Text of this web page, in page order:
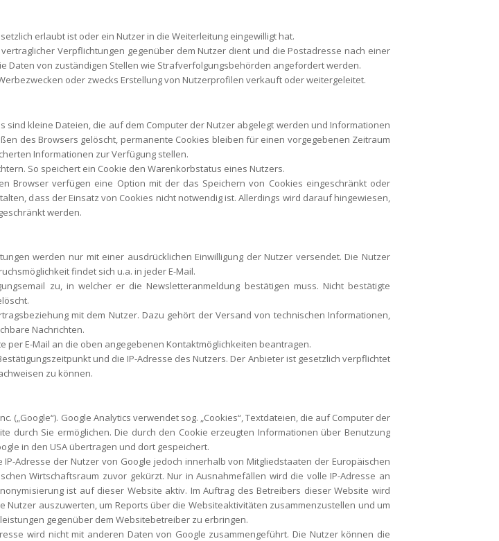
erlaubt ist oder ein Nutzer in die Weiterleitung eingewilligt hat.
Verpflichtungen gegenüber dem Nutzer dient und die Postadresse nach einer
Daten von zuständigen Stellen wie Strafverfolgungsbehörden angefordert werden.
oder zwecks Erstellung von Nutzerprofilen verkauft oder weitergeleitet.
sind kleine Dateien, die auf dem Computer der Nutzer abgelegt werden und Informationen
des Browsers gelöscht, permanente Cookies bleiben für einen vorgegebenen Zeitraum
Informationen zur Verfügung stellen.
So speichert ein Cookie den Warenkorbstatus eines Nutzers.
Browser verfügen eine Option mit der das Speichern von Cookies eingeschränkt oder
dass der Einsatz von Cookies nicht notwendig ist. Allerdings wird darauf hingewiesen,
werden.
werden nur mit einer ausdrücklichen Einwilligung der Nutzer versendet. Die Nutzer
findet sich u.a. in jeder E-Mail.
zu, in welcher er die Newsletteranmeldung bestätigen muss. Nicht bestätigte
mit dem Nutzer. Dazu gehört der Versand von technischen Informationen,
Nachrichten.
E-Mail an die oben angegebenen Kontaktmöglichkeiten beantragen.
und die IP-Adresse des Nutzers. Der Anbieter ist gesetzlich verpflichtet
zu können.
Google Analytics verwendet sog. „Cookies“, Textdateien, die auf Computer der
durch Sie ermöglichen. Die durch den Cookie erzeugten Informationen über Benutzung
in den USA übertragen und dort gespeichert.
Adresse der Nutzer von Google jedoch innerhalb von Mitgliedstaaten der Europäischen
Wirtschaftsraum zuvor gekürzt. Nur in Ausnahmefällen wird die volle IP-Adresse an
ist auf dieser Website aktiv. Im Auftrag des Betreibers dieser Website wird
auszuwerten, um Reports über die Websiteaktivitäten zusammenzustellen und um
gegenüber dem Websitebetreiber zu erbringen.
wird nicht mit anderen Daten von Google zusammengeführt. Die Nutzer können die